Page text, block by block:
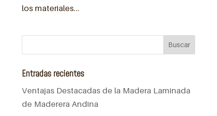
los materiales...
Entradas recientes
Ventajas Destacadas de la Madera Laminada
de Maderera Andina